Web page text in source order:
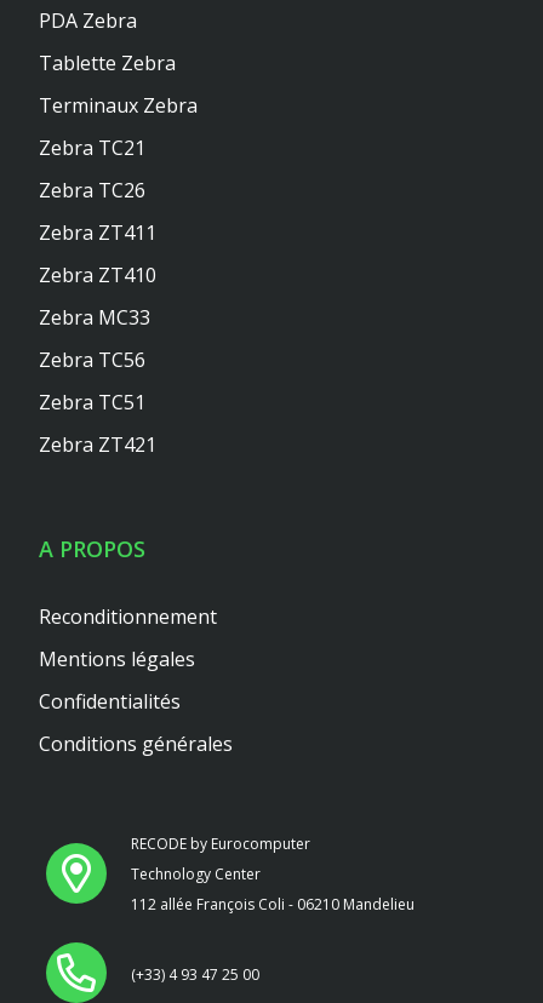
RECODE by Eurocomputer
Technology Center
112 allée François Coli - 06210 Mandelieu
(+33) 4 93 47 25 00
PDA Zebra
Tablette Zebra
Terminaux Zebra
Zebra TC21
Zebra TC26
Zebra ZT411
Zebra ZT410
Zebra MC33
Zebra TC56
Zebra TC51
Zebra ZT421
A PROPOS
Reconditionnement
Mentions légales
Confidentialités
Conditions générales